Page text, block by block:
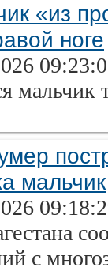
«из
ноге
мальчик
мальчик
с